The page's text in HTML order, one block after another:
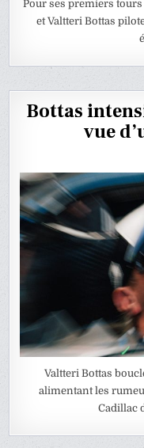
Pour ses premiers tours
et Valtteri Bottas
Bottas
vue
Valtteri Bottas
alimentant les
Cadillac